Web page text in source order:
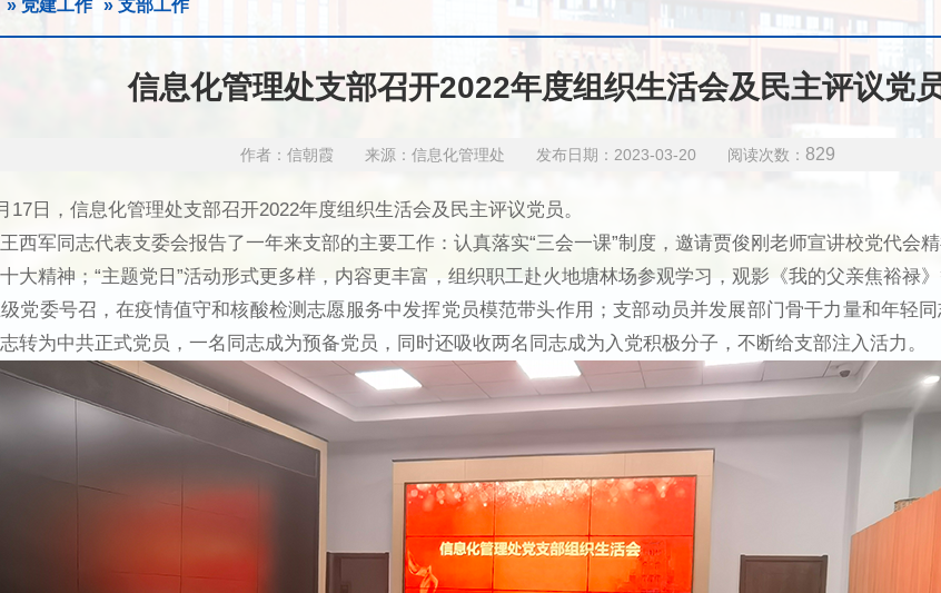
» 党建工作 » 支部工作
信息化管理处支部召开2022年度组织生活会及民主评议党
作者：信朝霞 来源：信息化管理处 发布日期：2023-03-20 阅读次数： 829
17日，信息化管理处支部召开2022年度组织生活会及民主评议党员。
西军同志代表支委会报告了一年来支部的主要工作：认真落实“三会一课”制度，邀请贾俊刚老师宣讲校党代会
大精神；“主题党日”活动形式更多样，内容更丰富，组织职工赴火地塘林场参观学习，观影《我的父亲焦裕禄
党委号召，在疫情值守和核酸检测志愿服务中发挥党员模范带头作用；支部动员并发展部门骨干力量和年轻
转为中共正式党员，一名同志成为预备党员，同时还吸收两名同志成为入党积极分子，不断给支部注入活力。